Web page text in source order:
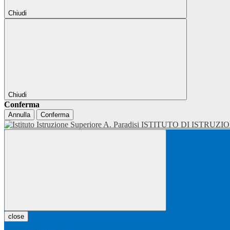
Chiudi
Chiudi
Conferma
Annulla Conferma
ISTITUTO DI
close